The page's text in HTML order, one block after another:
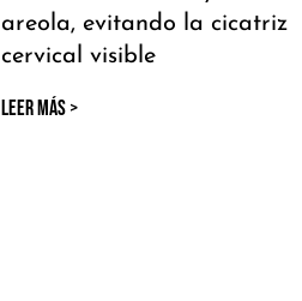
areola, evitando la cicatriz
cervical visible
LEER MÁS >